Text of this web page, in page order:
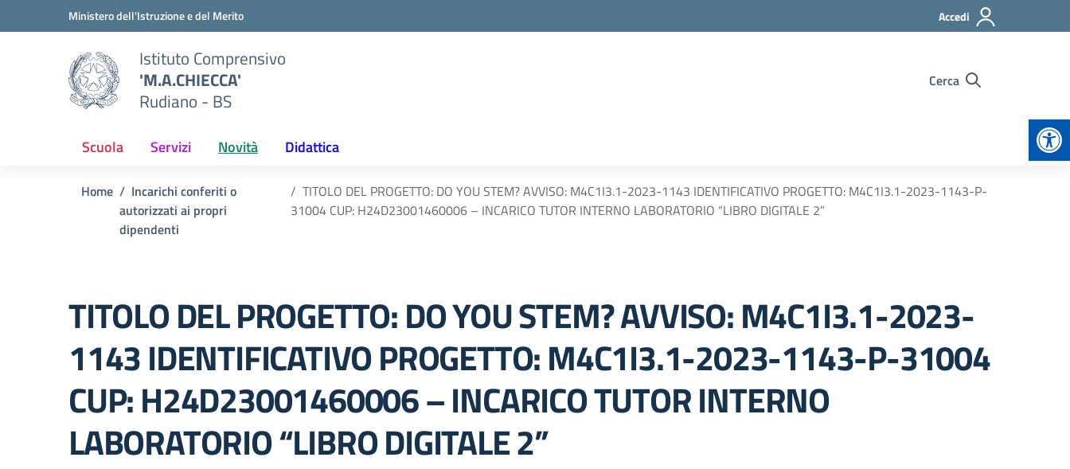
Vai ai contenuti
Vai al menu di navigazioneMinistero dell'Istruzione e del Merito Accedi
Istituto Comprensivo
'M.A.CHIECCA'
Rudiano - BS
Cerca
Scuola Servizi Novità Didattica
Home
Incarichi conferiti o
autorizzati ai propri
dipendenti
TITOLO DEL PROGETTO: DO YOU STEM? AVVISO: M4C1I3.1-2023-1143 IDENTIFICATIVO PROGETTO: M4C1I3.1-2023-1143-P-
31004 CUP: H24D23001460006 – INCARICO TUTOR INTERNO LABORATORIO “LIBRO DIGITALE 2”
TITOLO DEL PROGETTO: DO YOU STEM? AVVISO: M4C1I3.1-2023-
1143 IDENTIFICATIVO PROGETTO: M4C1I3.1-2023-1143-P-31004
CUP: H24D23001460006 – INCARICO TUTOR INTERNO
LABORATORIO “LIBRO DIGITALE 2”